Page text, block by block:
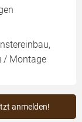
/ Montage
anmelden!